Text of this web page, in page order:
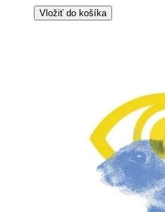
Vložiť do košíka